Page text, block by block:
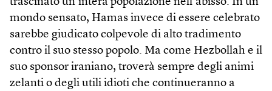
mondo sensato, Hamas invece di essere celebrato
sarebbe giudicato colpevole di alto tradimento
contro il suo stesso popolo. Ma come Hezbollah e il
suo sponsor iraniano, troverà sempre degli animi
zelanti o degli utili idioti che continueranno a